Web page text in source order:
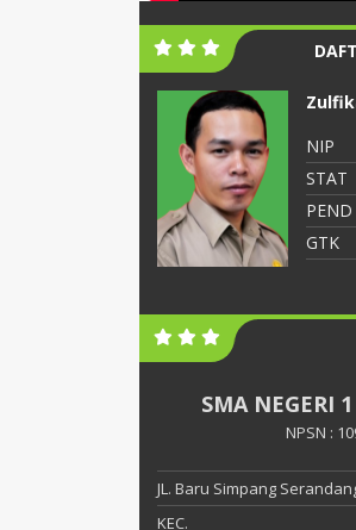
NIP
STAT
PEND
GTK
SMA NEGERI
NPSN :
JL. Baru Simpang
KEC.